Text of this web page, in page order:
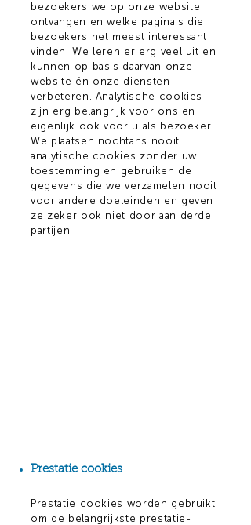
bezoekers we op onze website
ontvangen en welke pagina's die
bezoekers het meest interessant
vinden. We leren er erg veel uit en
kunnen op basis daarvan onze
website én onze diensten
verbeteren. Analytische cookies
zijn erg belangrijk voor ons en
eigenlijk ook voor u als bezoeker.
We plaatsen nochtans nooit
analytische cookies zonder uw
toestemming en gebruiken de
gegevens die we verzamelen nooit
voor andere doeleinden en geven
ze zeker ook niet door aan derde
partijen.
Prestatie cookies
Prestatie cookies worden gebruikt
om de belangrijkste prestatie-